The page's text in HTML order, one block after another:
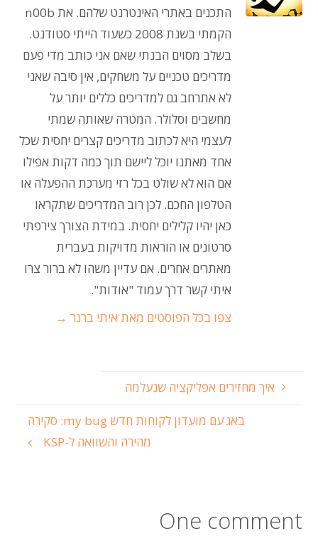
התכנים באתרי האינטרנט שלהם. את n00b
הקמתי בשנת 2008 כשעוד הייתי סטודנט.
בשלב מסוים הבנתי שאם אני כותב מדי פעם
מדריכים טכניים על משחקים, אין סיבה שאני
לא אתרחב גם למדריכים כללים יותר על
מחשבים וסלולר. המטרה שאותה שמתי
לעצמי היא לכתוב מדריכים קצרים יחסית שכל
אחד מאתנו יוכל ליישם תוך כמה דקות אפילו
אם הוא לא שולט בכל רזי מערכת ההפעלה או
הטלפון החכם. לכן רוב המדריכים שתקראו
כאן יהיו קלילים יחסית. במידת הצורך צירפתי
סרטונים או הוראות מדויקות בעברית
מאתרים אחרים. אם עדיין משהו לא ברור צרו
איתי קשר דרך עמוד "אודות".
צפו בכל הפוסטים מאת איתי ברנר →
איך מחזירים אפליקציה שנעלמה
באג עם מועדון לקוחות חדש my bug: סקירה
מהירה והשוואה ל-KSP
One comment